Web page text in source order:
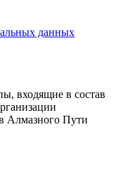
данных
входящие в состав
Алмазного Пути